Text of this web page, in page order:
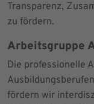
Transparenz,
zu fördern.
Arbeitsgruppe
Die professionelle
fördern wir